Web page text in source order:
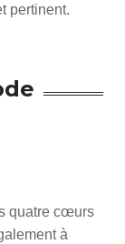
pertinent.
quatre cœurs
à